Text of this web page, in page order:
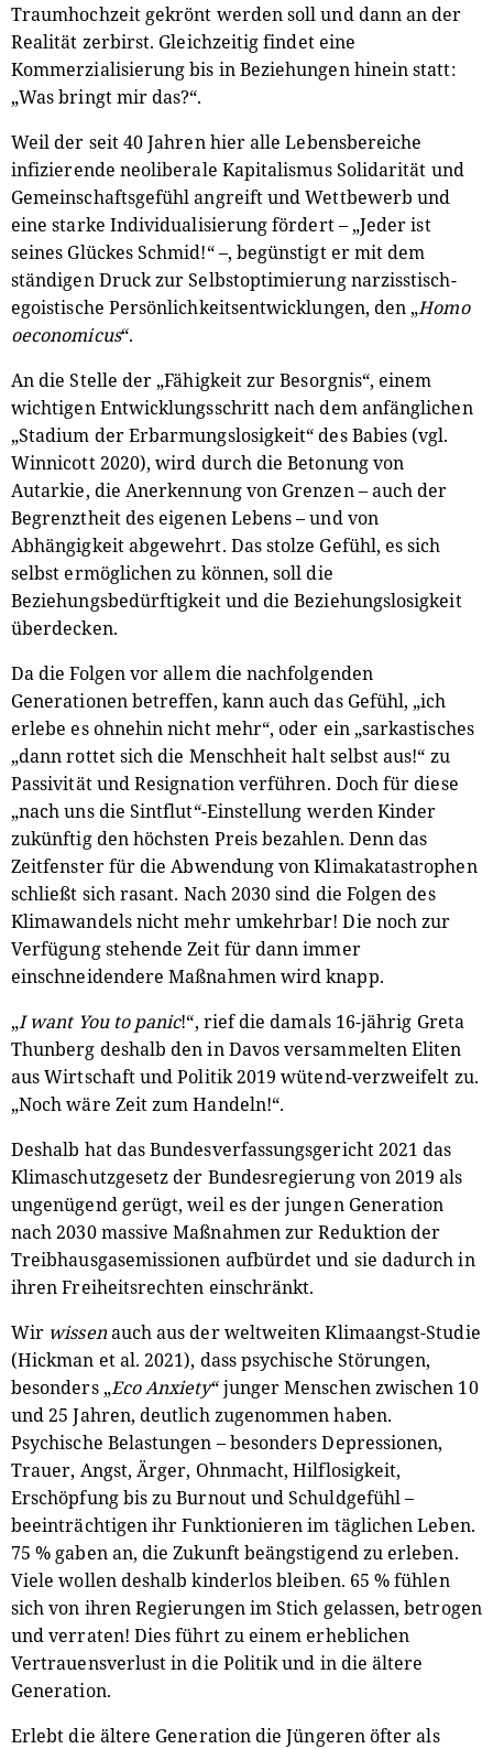
Traumhochzeit gekrönt werden soll und dann an der
Realität zerbirst. Gleichzeitig findet eine
Kommerzialisierung bis in Beziehungen hinein statt:
„Was bringt mir das?“.
Weil der seit 40 Jahren hier alle Lebensbereiche
infizierende neoliberale Kapitalismus Solidarität und
Gemeinschaftsgefühl angreift und Wettbewerb und
eine starke Individualisierung fördert – „Jeder ist
seines Glückes Schmid!“ –, begünstigt er mit dem
ständigen Druck zur Selbstoptimierung narzisstisch-
egoistische Persönlichkeitsentwicklungen, den „Homo
oeconomicus“.
An die Stelle der „Fähigkeit zur Besorgnis“, einem
wichtigen Entwicklungsschritt nach dem anfänglichen
„Stadium der Erbarmungslosigkeit“ des Babies (vgl.
Winnicott 2020), wird durch die Betonung von
Autarkie, die Anerkennung von Grenzen – auch der
Begrenztheit des eigenen Lebens – und von
Abhängigkeit abgewehrt. Das stolze Gefühl, es sich
selbst ermöglichen zu können, soll die
Beziehungsbedürftigkeit und die Beziehungslosigkeit
überdecken.
Da die Folgen vor allem die nachfolgenden
Generationen betreffen, kann auch das Gefühl, „ich
erlebe es ohnehin nicht mehr“, oder ein „sarkastisches
„dann rottet sich die Menschheit halt selbst aus!“ zu
Passivität und Resignation verführen. Doch für diese
„nach uns die Sintflut“-Einstellung werden Kinder
zukünftig den höchsten Preis bezahlen. Denn das
Zeitfenster für die Abwendung von Klimakatastrophen
schließt sich rasant. Nach 2030 sind die Folgen des
Klimawandels nicht mehr umkehrbar! Die noch zur
Verfügung stehende Zeit für dann immer
einschneidendere Maßnahmen wird knapp.
„I want You to panic!“, rief die damals 16-jährig Greta
Thunberg deshalb den in Davos versammelten Eliten
aus Wirtschaft und Politik 2019 wütend-verzweifelt zu.
„Noch wäre Zeit zum Handeln!“.
Deshalb hat das Bundesverfassungsgericht 2021 das
Klimaschutzgesetz der Bundesregierung von 2019 als
ungenügend gerügt, weil es der jungen Generation
nach 2030 massive Maßnahmen zur Reduktion der
Treibhausgasemissionen aufbürdet und sie dadurch in
ihren Freiheitsrechten einschränkt.
Wir wissenauch aus der weltweiten Klimaangst-Studie
(Hickman et al. 2021), dass psychische Störungen,
besonders „Eco Anxiety“ junger Menschen zwischen 10
und 25 Jahren, deutlich zugenommen haben.
Psychische Belastungen – besonders Depressionen,
Trauer, Angst, Ärger, Ohnmacht, Hilflosigkeit,
Erschöpfung bis zu Burnout und Schuldgefühl –
beeinträchtigen ihr Funktionieren im täglichen Leben.
75 % gaben an, die Zukunft beängstigend zu erleben.
Viele wollen deshalb kinderlos bleiben. 65 % fühlen
sich von ihren Regierungen im Stich gelassen, betrogen
und verraten! Dies führt zu einem erheblichen
Vertrauensverlust in die Politik und in die ältere
Generation.
Erlebt die ältere Generation die Jüngeren öfter als